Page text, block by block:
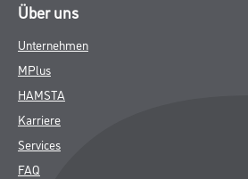
Über uns
Unternehmen
MPlus
HAMSTA
Karriere
Services
FAQ